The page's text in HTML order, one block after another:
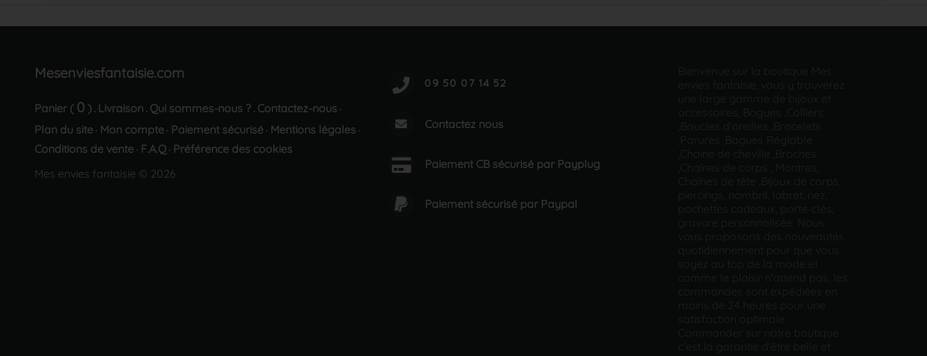
Mesenviesfantaisie.com
Panier ( 0 ) . Livraison . Qui sommes-nous ? . Contactez-nous ·
Plan du site · Mon compte · Paiement sécurisé · Mentions légales ·
Conditions de vente · F.A.Q · Préférence des cookies
Mes envies fantaisie © 2026
Contactez nous
Paiement CB sécurisé par Payplug
Paiement sécurisé par Paypal